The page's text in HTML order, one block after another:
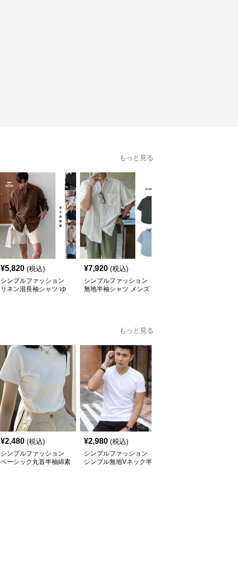
もっと見る
¥5,820 (税込)
シンプルファッション
リネン混長袖シャツ ゆ
¥7,920 (税込)
シンプルファッション
無地半袖シャツ メンズ
もっと見る
¥2,480 (税込)
シンプルファッション
ベーシック丸首半袖綿素
¥2,980 (税込)
シンプルファッション
シンプル無地Vネック半